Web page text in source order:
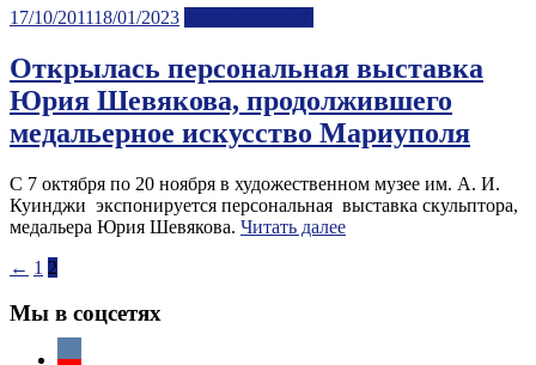
Posted
17/10/201118/01/2023
Открылась персональная выставка
Юрия Шевякова, продолжившего
медальерное искусство Мариуполя
С 7 октября по 20 ноября в художественном музее им. А. И.
Куинджи экспонируется персональная выставка скульптора,
медальера Юрия Шевякова. Читать далее
Пагинация
записей
← 1 2
Мы в соцсетях